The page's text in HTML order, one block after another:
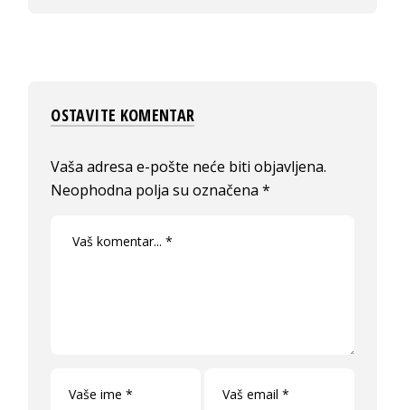
OSTAVITE KOMENTAR
Vaša adresa e-pošte neće biti objavljena.
Neophodna polja su označena*